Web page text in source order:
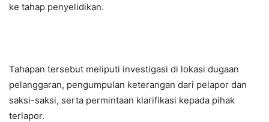
ke tahap penyelidikan.
Tahapan tersebut meliputi investigasi di lokasi dugaan
pelanggaran, pengumpulan keterangan dari pelapor dan
saksi-saksi, serta permintaan klarifikasi kepada pihak
terlapor.